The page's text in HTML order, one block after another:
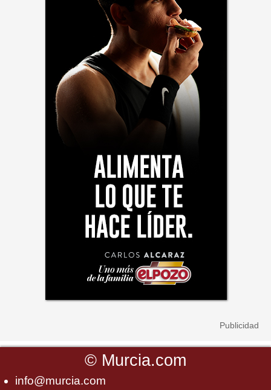
© Murcia.com
info@murcia.com